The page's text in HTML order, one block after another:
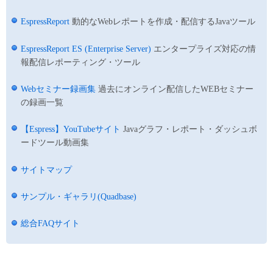
EspressReport 動的なWebレポートを作成・配信するJavaツール
EspressReport ES (Enterprise Server) エンタープライズ対応の情
報配信レポーティング・ツール
Webセミナー録画集 過去にオンライン配信したWEBセミナー
の録画一覧
【Espress】YouTubeサイト Javaグラフ・レポート・ダッシュボ
ードツール動画集
サイトマップ
サンプル・ギャラリ(Quadbase)
総合FAQサイト